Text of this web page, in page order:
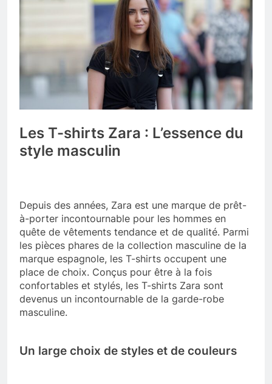
Les T-shirts Zara : L’essence du
style masculin
Depuis des années, Zara est une marque de prêt-
à-porter incontournable pour les hommes en
quête de vêtements tendance et de qualité. Parmi
les pièces phares de la collection masculine de la
marque espagnole, les T-shirts occupent une
place de choix. Conçus pour être à la fois
confortables et stylés, les T-shirts Zara sont
devenus un incontournable de la garde-robe
masculine.
Un large choix de styles et de couleurs